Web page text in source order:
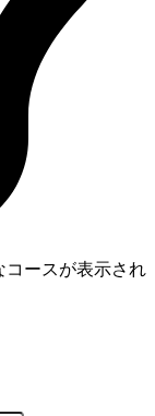
コースが表示され